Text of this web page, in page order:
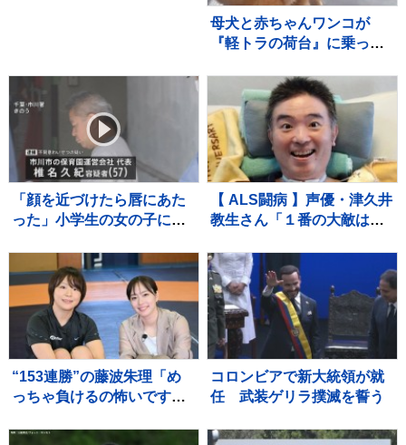
母犬と赤ちゃんワンコが
『軽トラの荷台』に乗った
『尊すぎる警備』が217万
再生「可愛いの渋滞」「た
まらない景色」
「顔を近づけたら唇にあた
った」小学生の女の子にわ
会社代表の男を逮捕 千
葉・市川市
【 ALS闘病 】声優・津久井
教生さん「１番の大敵は睡
なのですね～♪（＾Ｏ＾）」
【ニャンちゅう】
“153連勝”の藤波朱理「め
っちゃ負けるの怖いです」
だ栄光と、石川佳純に語っ
コロンビアで新大統領が就
任 武装ゲリラ撲滅を誓う